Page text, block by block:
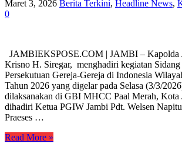
Maret 3, 2026 Berita Terkini, Headline News,
0
JAMBIEKSPOSE.COM | JAMBI – Kapolda
Krisno H. Siregar, menghadiri kegiatan
Persekutuan Gereja-Gereja di Indonesia
Tahun 2026 yang digelar pada Selasa (3/3/
dilaksanakan di GBI MHCC Paal Merah, Kota
dihadiri Ketua PGIW Jambi Pdt. Welsen
Praeses …
Read More »